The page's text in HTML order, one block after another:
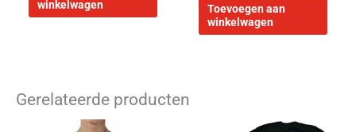
winkelwagen
Toevoegen aan
winkelwagen
Gerelateerde producten
Dit